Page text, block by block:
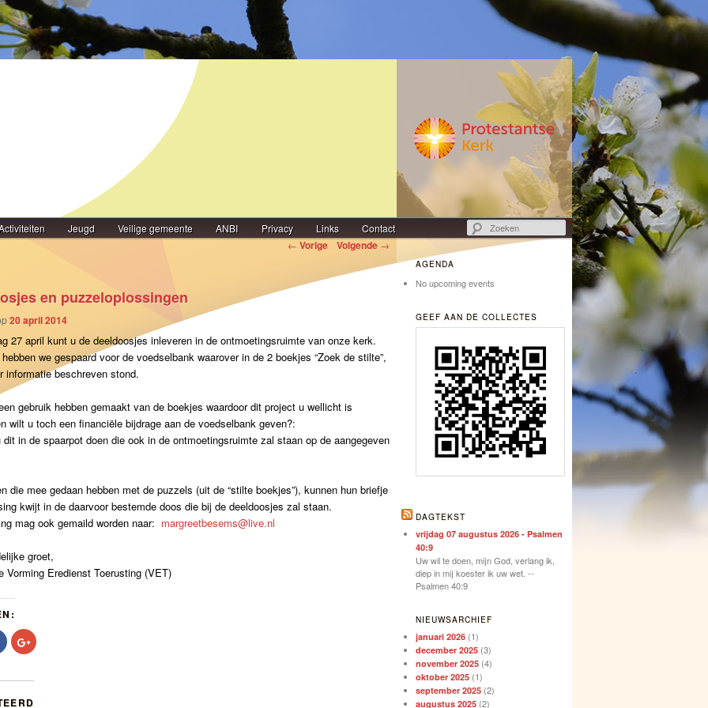
Jeugd Veilige gemeente ANBI Privacy Links Contact
Zoeken
← Vorige Volgende →
en puzzeloplossingen
20 april 2014
27 april kunt u de deeldoosjes inleveren in de ontmoetingsruimte van onze kerk.
we gespaard voor de voedselbank waarover in de 2 boekjes “Zoek de stilte”,
informatie beschreven stond.
gebruik hebben gemaakt van de boekjes waardoor dit project u wellicht is
wilt u toch een financiële bijdrage aan de voedselbank geven?:
dit in de spaarpot doen die ook in de ontmoetingsruimte zal staan op de aangegeven
die mee gedaan hebben met de puzzels (uit de “stilte boekjes”), kunnen hun briefje
kwijt in de daarvoor bestemde doos die bij de deeldoosjes zal staan.
mag ook gemaild worden naar: margreetbesems@live.nl
groet,
Vorming Eredienst Toerusting (VET)
Klik
om
in
Klik
om
in
AGENDA
No upcoming events
GEEF AAN DE COLLECTES
DAGTEKST
vrijdag 07 augustus 2026 - Psalmen
40:9
Uw wil te doen, mijn God, verlang ik,
diep in mij koester ik uw wet. --
Psalmen 40:9
NIEUWSARCHIEF
januari 2026 (1)
december 2025 (3)
november 2025 (4)
oktober 2025 (1)
september 2025 (2)
augustus 2025 (2)